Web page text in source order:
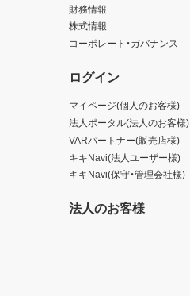
財務情報
株式情報
コーポレート・ガバナンス
ログイン
マイページ(個人のお客様)
法人ポータル(法人のお客様)
VARパートナー(販売店様)
キキNavi(法人ユーザー様)
キキNavi(保守・管理会社様)
法人のお客様